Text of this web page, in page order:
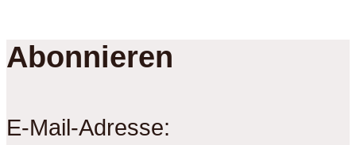
Abonnieren
E-Mail-Adresse: